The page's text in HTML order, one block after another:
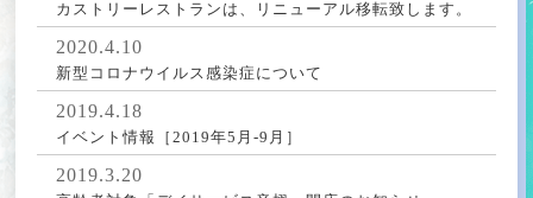
カストリーレストランは、リニューアル移転致します。
2020.4.10
新型コロナウイルス感染症について
2019.4.18
イベント情報［2019年5月-9月］
2019.3.20